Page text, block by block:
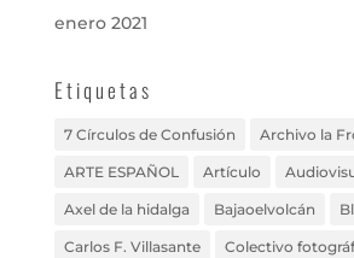
enero 2021
Etiquetas
7 Círculos de Confusión Archivo la
ARTE ESPAÑOL Artículo
Axel de la hidalga Bajaoelvolcán
Carlos F. Villasante Colectivo